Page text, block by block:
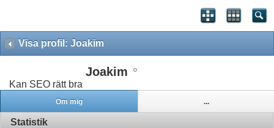
Visa profil: Joakim
Joakim
Kan SEO rätt bra
Om mig ...
Statistik